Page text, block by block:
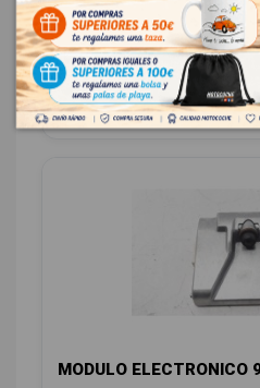
HYUNDAI IONIQ
OEM:95560G2000
ID:1113906
88,00 € Sin IVA
106,48 € Con IVA
MODULO ELECTRONICO